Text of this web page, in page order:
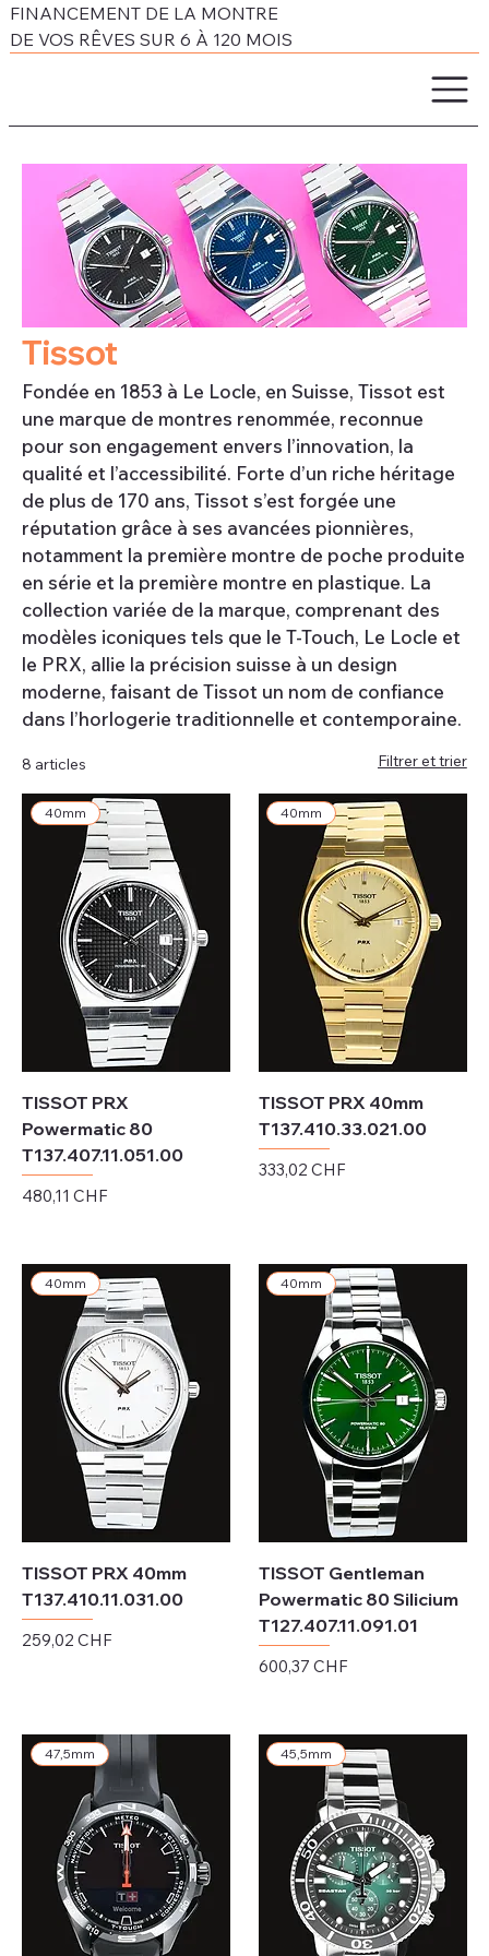
FINANCEMENT DE LA MONTRE
DE VOS RÊVES SUR 6 À 120 MOIS
Tissot
Fondée en 1853 à Le Locle, en Suisse, Tissot est
une marque de montres renommée, reconnue
pour son engagement envers l’innovation, la
qualité et l’accessibilité. Forte d’un riche héritage
de plus de 170 ans, Tissot s’est forgée une
réputation grâce à ses avancées pionnières,
notamment la première montre de poche produite
en série et la première montre en plastique. La
collection variée de la marque, comprenant des
modèles iconiques tels que le T-Touch, Le Locle et
le PRX, allie la précision suisse à un design
moderne, faisant de Tissot un nom de confiance
dans l’horlogerie traditionnelle et contemporaine.
8 articles Filtrer et trier
40mm
TISSOT PRX
Powermatic 80
T137.407.11.051.00
Prix
480,11 CHF
40mm
TISSOT PRX 40mm
T137.410.33.021.00
Prix
333,02 CHF
40mm
TISSOT PRX 40mm
T137.410.11.031.00
Prix
259,02 CHF
40mm
TISSOT Gentleman
Powermatic 80 Silicium
T127.407.11.091.01
Prix
600,37 CHF
47,5mm 45,5mm